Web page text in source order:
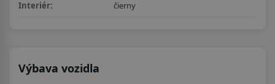
Interiér: čierny
Výbava vozidla